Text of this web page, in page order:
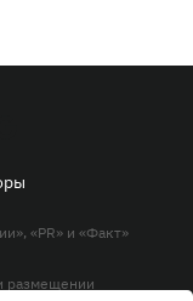
«PR» и «Факт»
размещении